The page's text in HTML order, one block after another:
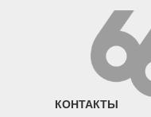
КОНТАКТЫ